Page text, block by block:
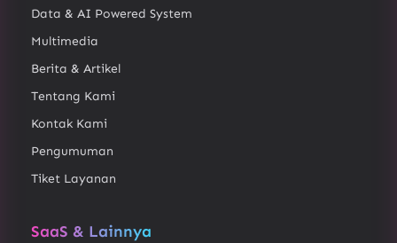
Data & AI Powered System
Multimedia
Berita & Artikel
Tentang Kami
Kontak Kami
Pengumuman
Tiket Layanan
SaaS & Lainnya